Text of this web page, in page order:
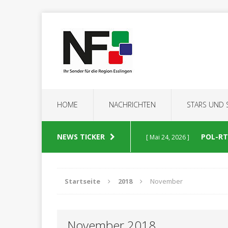
HOME NACHRICHTEN STARS UND
NEWS TICKER [ Mai 24, 2026 ] POL-
POLIZEIBERICHTE
Startseite 2018 November